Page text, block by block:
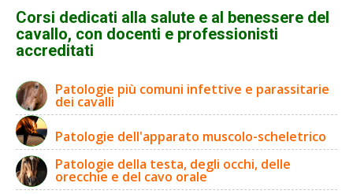
Corsi dedicati alla salute e al benessere del
cavallo, con docenti e professionisti
accreditati
Patologie più comuni infettive e parassitarie
dei cavalli
Patologie dell'apparato muscolo-scheletrico
Patologie della testa, degli occhi, delle
orecchie e del cavo orale